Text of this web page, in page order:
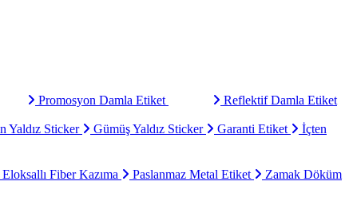
Promosyon Damla Etiket
Reflektif Damla Etiket
Yaldız Sticker Gümüş Yaldız Sticker Garanti Etiket
İçten
Eloksallı Fiber Kazıma Paslanmaz Metal Etiket
Zamak Döküm